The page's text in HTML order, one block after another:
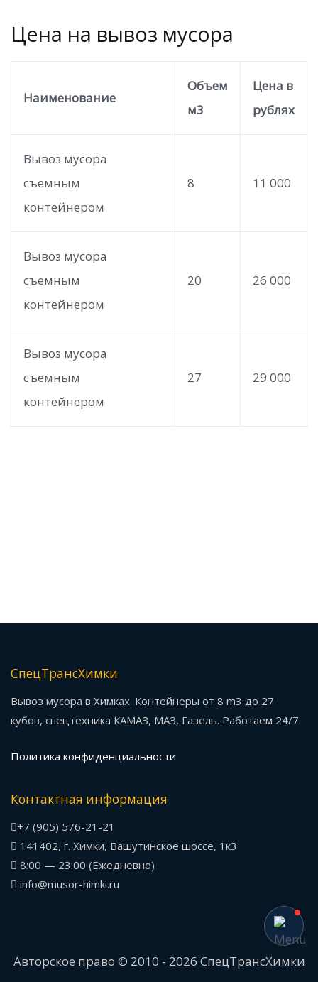
Цена на вывоз мусора
Наименование
Объем
м3
Цена в
рублях
Вывоз мусора
съемным
контейнером
8 11 000
Вывоз мусора
съемным
контейнером
20 26 000
Вывоз мусора
съемным
контейнером
27 29 000
СпецТрансХимки
Вывоз мусора в Химках. Контейнеры от 8 m3 до 27
кубов, спецтехника КАМАЗ, МАЗ, Газель. Работаем 24/7.
Политика конфиденциальности
Контактная информация
+7 (905) 576-21-21
141402, г. Химки, Вашутинское шоссе, 1к3
8:00 — 23:00 (Ежедневно)
info@musor-himki.ru
Авторское право © 2010 - 2026 СпецТрансХимки